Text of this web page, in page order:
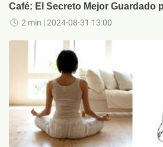
Café: El Secreto Mejor Guardado
2 min | 2024-08-31 13:00